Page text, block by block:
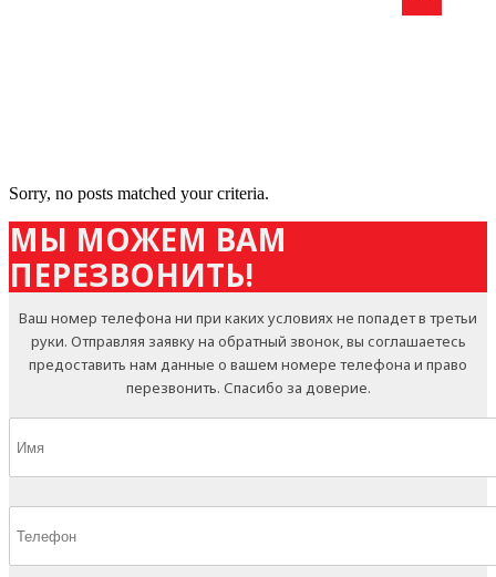
Sorry, no posts matched your criteria.
МЫ МОЖЕМ ВАМ
ПЕРЕЗВОНИТЬ!
Ваш номер телефона ни при каких условиях не попадет в третьи
руки. Отправляя заявку на обратный звонок, вы соглашаетесь
предоставить нам данные о вашем номере телефона и право
перезвонить. Спасибо за доверие.